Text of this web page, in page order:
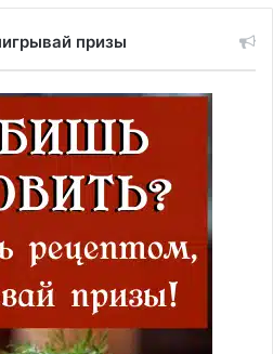
призы